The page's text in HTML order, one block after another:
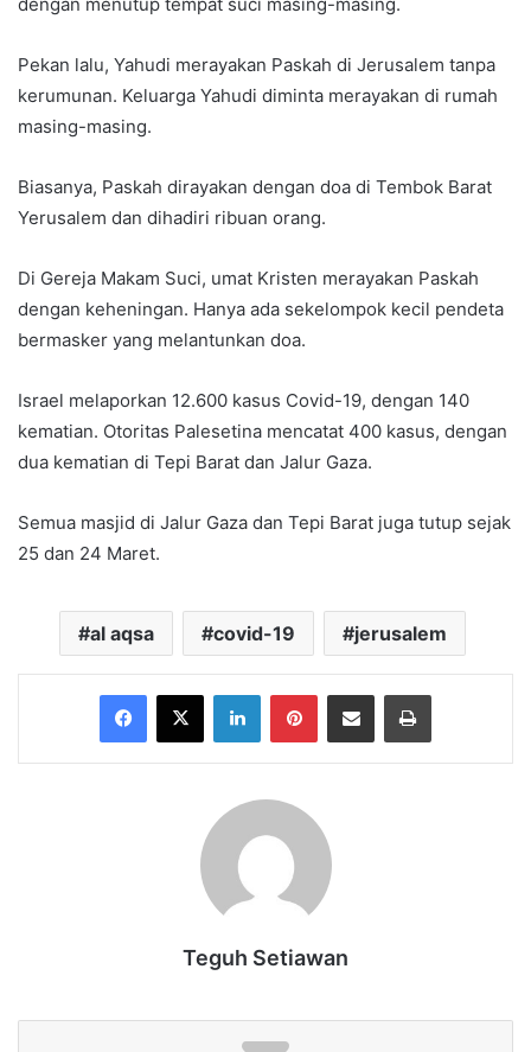
dengan menutup tempat suci masing-masing.
Pekan lalu, Yahudi merayakan Paskah di Jerusalem tanpa
kerumunan. Keluarga Yahudi diminta merayakan di rumah
masing-masing.
Biasanya, Paskah dirayakan dengan doa di Tembok Barat
Yerusalem dan dihadiri ribuan orang.
Di Gereja Makam Suci, umat Kristen merayakan Paskah
dengan keheningan. Hanya ada sekelompok kecil pendeta
bermasker yang melantunkan doa.
Israel melaporkan 12.600 kasus Covid-19, dengan 140
kematian. Otoritas Palesetina mencatat 400 kasus, dengan
dua kematian di Tepi Barat dan Jalur Gaza.
Semua masjid di Jalur Gaza dan Tepi Barat juga tutup sejak
25 dan 24 Maret.
al aqsa covid-19 jerusalem
Facebook
X LinkedInPinterestShare via Email Print
Teguh Setiawan